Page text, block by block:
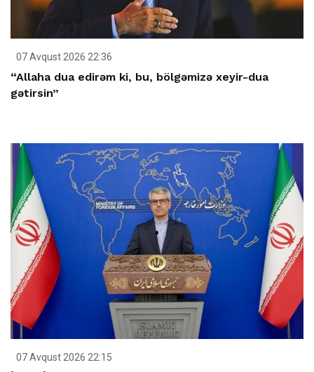
07 Avqust 2026 22:36
“Allaha dua edirəm ki, bu, bölgəmizə xeyir-dua
gətirsin”
07 Avqust 2026 22:15